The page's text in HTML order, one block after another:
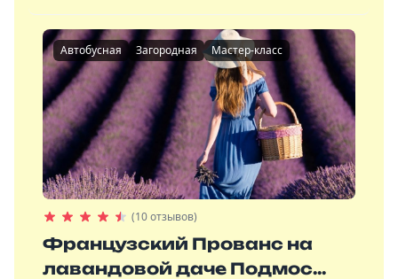
Автобусная Загородная Мастер-класс
(10 отзывов)
Французский Прованс на
лавандовой даче Подмос...